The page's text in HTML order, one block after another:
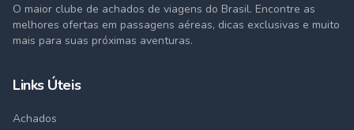
O maior clube de achados de viagens do Brasil. Encontre as
melhores ofertas em passagens aéreas, dicas exclusivas e muito
mais para suas próximas aventuras.
Links Úteis
Achados